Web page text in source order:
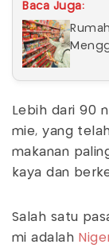
Baca Juga:
Lebih dari 90
mie, yang
makanan
kaya dan
Salah satu
mi adalah